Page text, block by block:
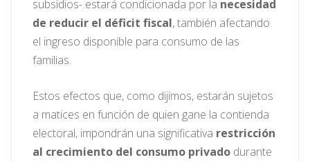
subsidios- estará condicionada por la necesidad
de reducir el déficit fiscal, también afectando
el ingreso disponible para consumo de las
familias.
Estos efectos que, como dijimos, estarán sujetos
a matices en función de quien gane la contienda
electoral, impondrán una significativa restricción
al crecimiento del consumo privado durante